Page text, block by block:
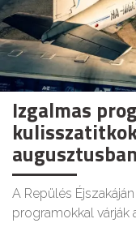
Izgalmas
A Repülés
programokkal várják